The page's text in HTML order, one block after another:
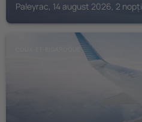
Paleyrac, 14 august 2026, 2 nopți